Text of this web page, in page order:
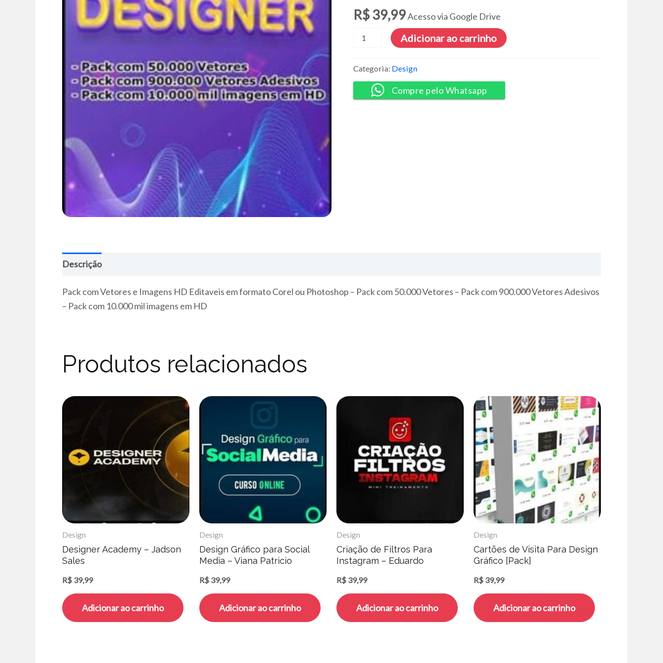
R$39,99Acesso via Google Drive
para
Design
Gráfico
[Pack]
Adicionar ao carrinho
Categoria: Design
Compre pelo Whatsapp
Descrição
Pack com Vetores e Imagens HD Editaveis em formato Corel ou Photoshop – Pack com 50.000 Vetores – Pack com 900.000 Vetores Adesivos
– Pack com 10.000 mil imagens em HD
Produtos relacionados
Design
Designer Academy – Jadson
Sales
R$ 39,99
Adicionar ao carrinho
Design
Design Gráfico para Social
Media – Viana Patricio
R$ 39,99
Adicionar ao carrinho
Design
Criação de Filtros Para
Instagram – Eduardo
R$ 39,99
Adicionar ao carrinho
Design
Cartões de Visita Para Design
Gráfico [Pack]
R$ 39,99
Adicionar ao carrinho